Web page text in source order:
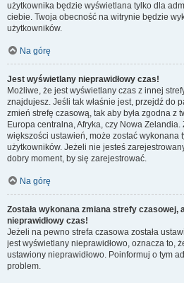
użytkownika będzie wyświetlana tylko dla
ciebie. Twoja obecność na witrynie będzie
użytkowników.
Na górę
Jest wyświetlany nieprawidłowy czas!
Możliwe, że jest wyświetlany czas z innej
znajdujesz. Jeśli tak właśnie jest, przejdź do
zmień strefę czasową, tak aby była zgodna z
Europa centralna, Afryka, czy Nowa
większości ustawień, może zostać wykonana
użytkowników. Jeżeli nie jesteś
dobry moment, by się zarejestrować.
Na górę
Została wykonana zmiana strefy czasowej,
nieprawidłowy czas!
Jeżeli na pewno strefa czasowa została
jest wyświetlany nieprawidłowo, oznacza to,
ustawiony nieprawidłowo. Poinformuj o tym
problem.